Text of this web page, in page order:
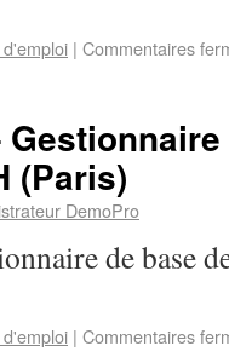
| Commentaires
(Paris)
DemoPro
de base
| Commentaires